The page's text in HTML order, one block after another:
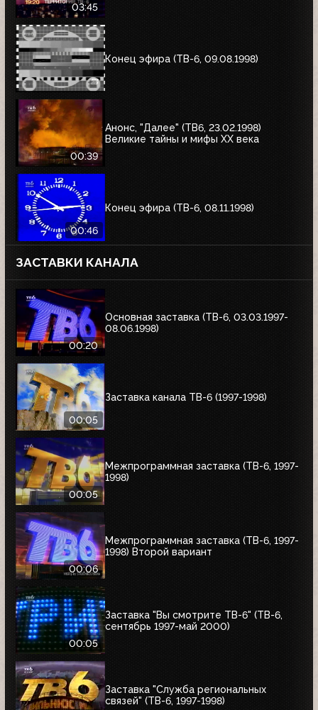
03:45
Конец эфира (ТВ-6, 09.08.1998)
00:39
Анонс, "Далее" (ТВ6, 23.02.1998)
Великие тайны и мифы XX века
00:46
Конец эфира (ТВ-6, 08.11.1998)
ЗАСТАВКИ КАНАЛА
00:20
Основная заставка (ТВ-6, 03.03.1997-
08.06.1998)
00:05
Заставка канала ТВ-6 (1997-1998)
00:05
Межпрограммная заставка (ТВ-6, 1997-
1998)
00:06
Межпрограммная заставка (ТВ-6, 1997-
1998) Второй вариант
00:05
Заставка "Вы смотрите ТВ-6" (ТВ-6,
сентябрь 1997-май 2000)
Заставка "Служба региональных
связей" (ТВ-6, 1997-1998)